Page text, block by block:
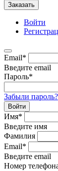
Заказать
Войти
Email*
Введите email
Пароль*
Забыли пароль?
Войти
Имя*
Введите имя
Фамилия
Email*
Введите email
Номер